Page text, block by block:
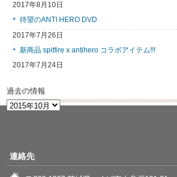
2017年8月10日
待望のANTI HERO DVD
2017年7月26日
新商品 spitfire x antihero コラボアイテム!!!
2017年7月24日
過去の情報
過
連絡先